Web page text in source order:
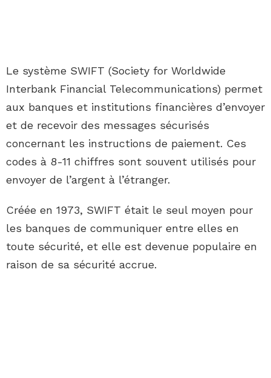
Le système SWIFT (Society for Worldwide
Interbank Financial Telecommunications) permet
aux banques et institutions financières d’envoyer
et de recevoir des messages sécurisés
concernant les instructions de paiement. Ces
codes à 8-11 chiffres sont souvent utilisés pour
envoyer de l’argent à l’étranger.
Créée en 1973, SWIFT était le seul moyen pour
les banques de communiquer entre elles en
toute sécurité, et elle est devenue populaire en
raison de sa sécurité accrue.